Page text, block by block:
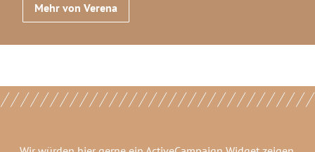
Mehr von Verena